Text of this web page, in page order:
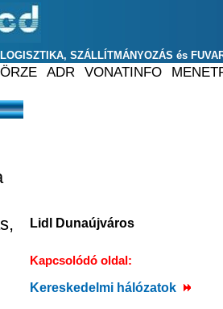
Lidl Dunaújváros
Kapcsolódó oldal:
Kereskedelmi hálózatok